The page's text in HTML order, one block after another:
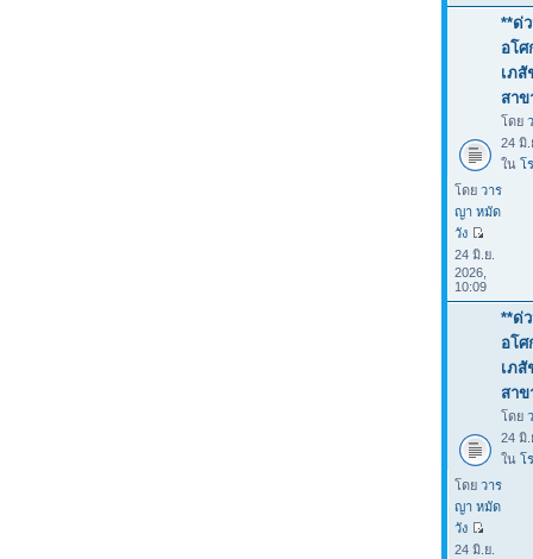
**ด่
อโ
เภสั
สาข
โดย
24 มิ.
ใน โ
โดย วาร
ญา หมัด
วัง
24 มิ.ย.
2026,
10:09
**ด่
อโ
เภสั
สาข
โดย
24 มิ.
ใน โ
โดย วาร
ญา หมัด
วัง
24 มิ.ย.